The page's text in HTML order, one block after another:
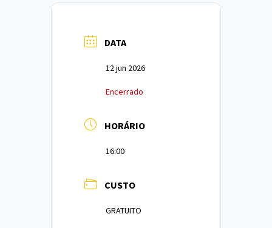
DATA
12 jun 2026
Encerrado
HORÁRIO
16:00
CUSTO
GRATUITO